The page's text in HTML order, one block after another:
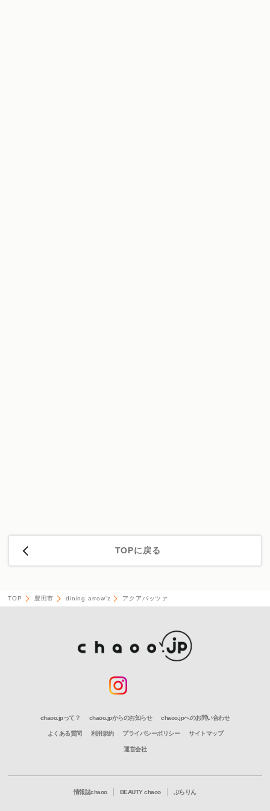
TOPに戻る
TOP 豊田市 dining arrow'z アクアパッツァ
chaoo.jpって？ chaoo.jpからのお知らせ chaoo.jpへのお問い合わせ
よくある質問 利用規約 プライバシーポリシー サイトマップ
運営会社
情報誌chaoo BEAUTY chaoo ぶらりん